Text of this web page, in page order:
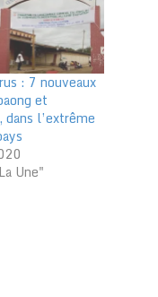
: 7 nouveaux
et
dans l’extrême
Une"